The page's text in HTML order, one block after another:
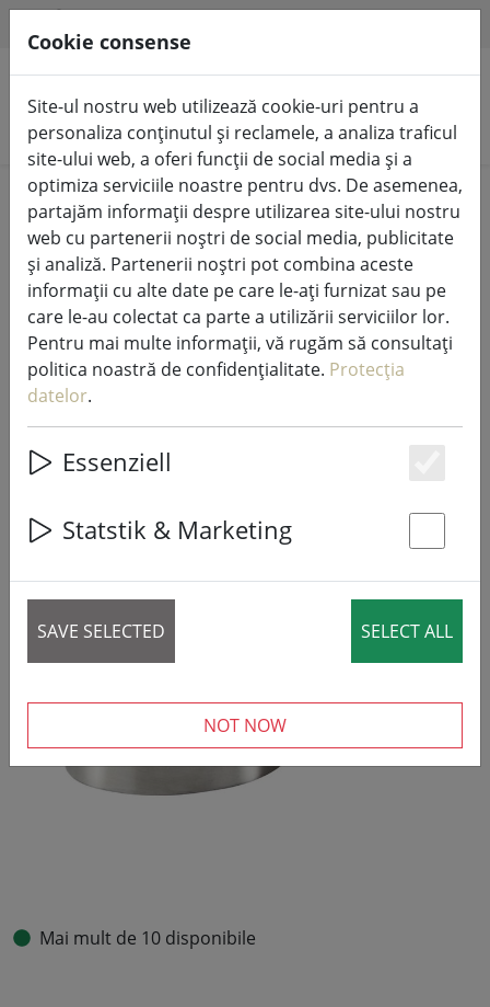
Căutare produse
Home %Vânzare
Zonă de stingere clopot PISA oțel
inoxidabil strălucitor
47% DISCOUNT
Mai mult de 10 disponibile
Cookie consense
Site-ul nostru web utilizează cookie-uri pentru a
personaliza conținutul și reclamele, a analiza traficul
site-ului web, a oferi funcții de social media și a
optimiza serviciile noastre pentru dvs. De asemenea,
partajăm informații despre utilizarea site-ului nostru
web cu partenerii noștri de social media, publicitate
și analiză. Partenerii noștri pot combina aceste
informații cu alte date pe care le-ați furnizat sau pe
care le-au colectat ca parte a utilizării serviciilor lor.
Pentru mai multe informații, vă rugăm să consultați
politica noastră de confidențialitate. Protecția
datelor.
Essenziell
Statstik & Marketing
SAVE SELECTED SELECT ALL
NOT NOW